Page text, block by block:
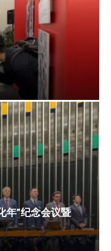
年”纪念会议暨